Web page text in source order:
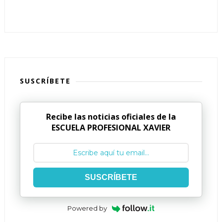
SUSCRÍBETE
Recibe las noticias oficiales de la
ESCUELA PROFESIONAL XAVIER
SUSCRÍBETE
Powered by